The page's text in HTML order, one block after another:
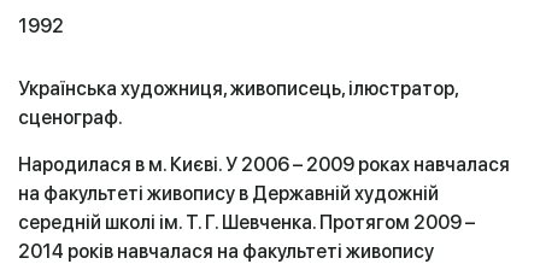
1992
Українська художниця, живописець, ілюстратор,
сценограф.
Народилася в м. Києві. У 2006 – 2009 роках навчалася
на факультеті живопису в Державній художній
середній школі ім. Т. Г. Шевченка. Протягом 2009 –
2014 років навчалася на факультеті живопису